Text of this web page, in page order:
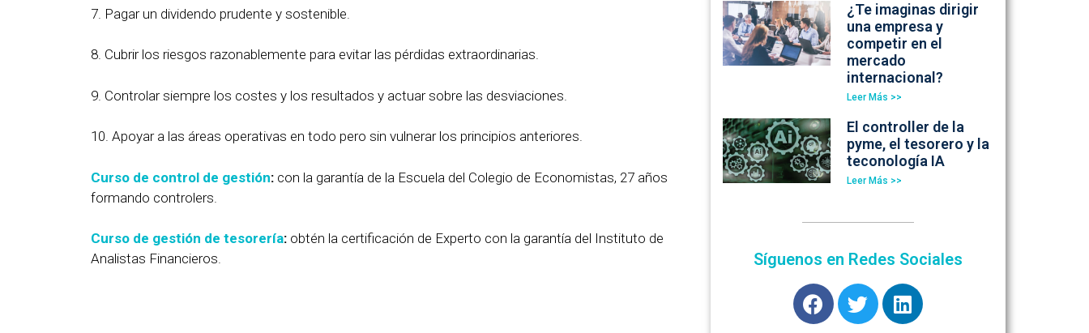
7. Pagar un dividendo prudente y sostenible.
8. Cubrir los riesgos razonablemente para evitar las pérdidas extraordinarias.
9. Controlar siempre los costes y los resultados y actuar sobre las desviaciones.
10. Apoyar a las áreas operativas en todo pero sin vulnerar los principios anteriores.
Curso de control de gestión: con la garantía de la Escuela del Colegio de Economistas, 27 años
formando controlers.
Curso de gestión de tesorería: obtén la certificación de Experto con la garantía del Instituto de
Analistas Financieros.
¿Te imaginas dirigir
una empresa y
competir en el
mercado
internacional?
Leer Más >>
El controller de la
pyme, el tesorero y la
teconología IA
Leer Más >>
Síguenos en Redes Sociales